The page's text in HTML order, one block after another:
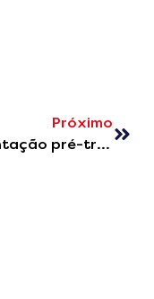
Próximo
Alimentação pré-treino e pós-treino: o que podemos comer?